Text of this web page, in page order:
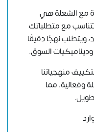
مع الشعلة هي
مع متطلباتك
ويتطلب نهجًا دقيقًا
وديناميكيات السوق.
منهجياتنا
وفعالية، مما